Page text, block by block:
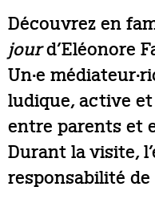
Découvrez en
jourd’Eléonore
Un·e
ludique, active
entre parents et
Durant la visite,
responsabilité